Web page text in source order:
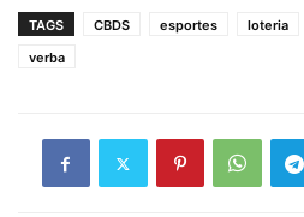
TAGS CBDS esportes loteria
verba